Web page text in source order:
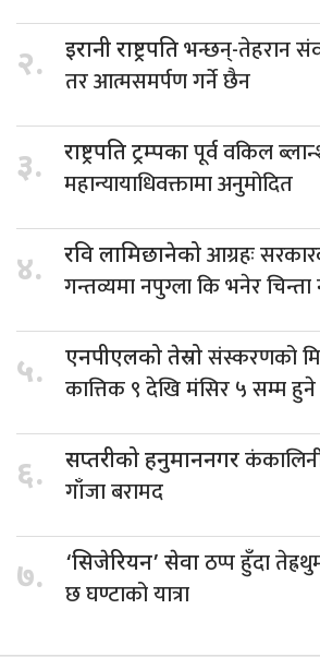
२. इरानी राष्ट्रपतिभन्छन्-तेहरान
तर आत्मसमर्पण गर्ने छैन
३. राष्ट्रपति ट्रम्पकापूर्व वकिल
महान्यायाधिवक्तामा अनुमोदित
४. रवि लामिछानेकोआग्रहः
गन्तव्यमा नपुग्ला कि भनेर चिन्ता
५. एनपीएलको तेस्रोसंस्करणको
कात्तिक ९ देखि मंसिर ५ सम्म हुने
६. सप्तरीको हनुमाननगर
गाँजा बरामद
७. ‘सिजेरियन’ सेवाठप्प हुँदा
छ घण्टाको यात्रा